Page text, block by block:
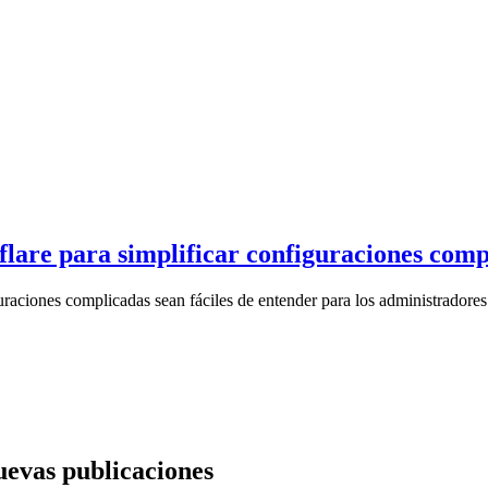
para simplificar configuraciones
complicadas sean fáciles de entender para los
publicaciones